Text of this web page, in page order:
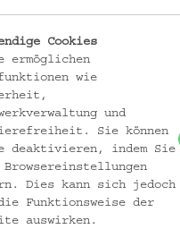
Wien
bis 29.10.
– 21:00
Gesellschaft für
Wiens erstem und
von 17.00 bis 21.00
Cookies
ermöglichen
wie
und
Sie können
deaktivieren, indem Sie
Dies kann sich jedoch
Funktionsweise der
auswirken.